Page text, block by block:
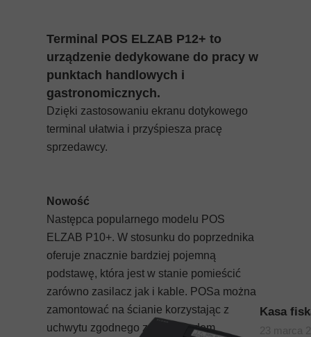
Kasa
23 marca
Terminal POS ELZAB P12+ to
urządzenie dedykowane do pracy w
punktach handlowych i
gastronomicznych.
Dzięki zastosowaniu ekranu dotykowego
terminal ułatwia i przyśpiesza pracę
sprzedawcy.
Nowość
Następca popularnego modelu POS
ELZAB P10+. W stosunku do poprzednika
oferuje znacznie bardziej pojemną
podstawę, która jest w stanie pomieścić
zarówno zasilacz jak i kable. POSa można
zamontować na ścianie korzystając z
uchwytu zgodnego ze standardem